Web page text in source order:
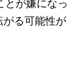
とが嫌になっ
る可能性が